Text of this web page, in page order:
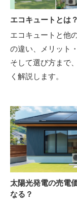
エコキュートとは？
エコキュートと他
の違い、メリット
そして選び方まで
く解説します。
太陽光発電の売電
なる？